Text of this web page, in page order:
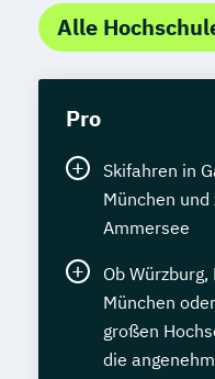
Alle
Pro
Skifahren in
München und
Ammersee
Ob
München
großen
die